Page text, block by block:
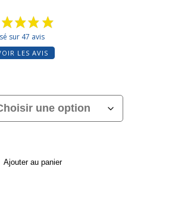
sur 47 avis
LES AVIS
Ajouter au panier